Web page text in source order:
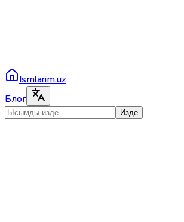
Ismlarim.uz
Блог
Изде